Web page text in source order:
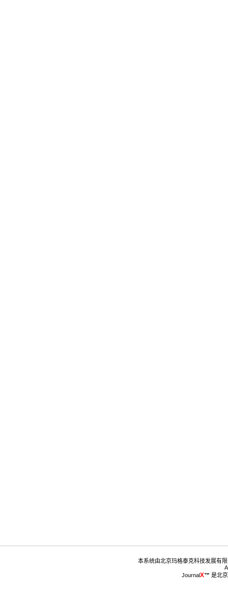
™ 是北